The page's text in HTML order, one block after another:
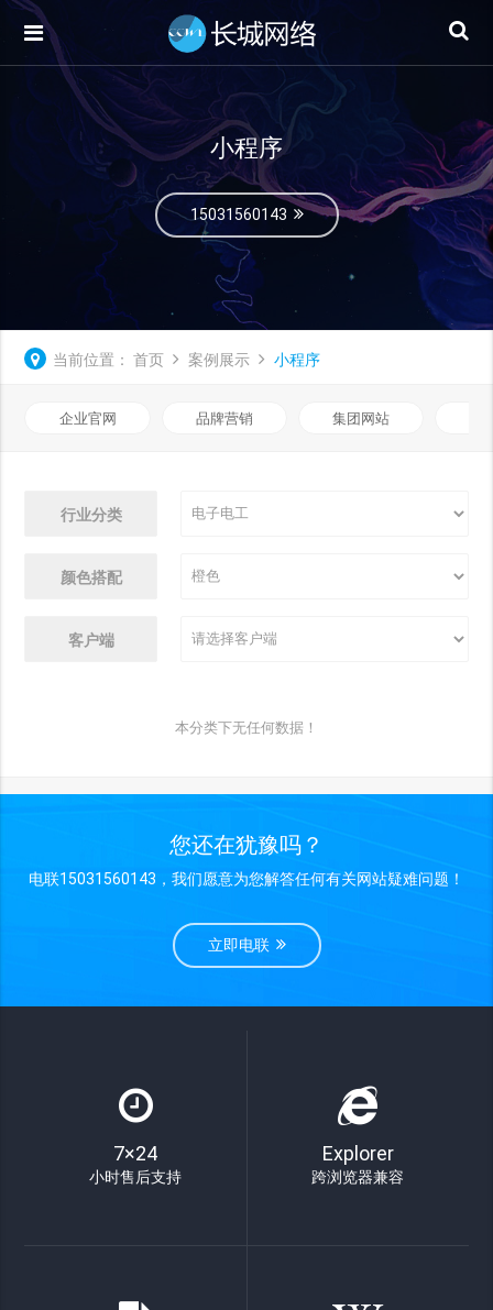
小程序
15031560143
当前位置： 首页 案例展示 小程序
企业官网 品牌营销 集团网站
行业分类
颜色搭配
客户端
本分类下无任何数据！
您还在犹豫吗？
电联15031560143，我们愿意为您解答任何有关网站疑难问题！
立即电联
7×24
小时售后支持
Explorer
跨浏览器兼容